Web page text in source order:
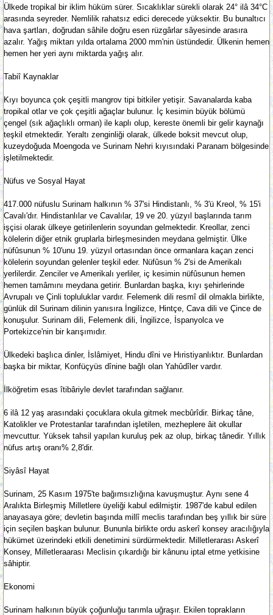
Ülkede tropikal bir iklim hüküm sürer. Sıcaklıklar sürekli olarak 24° ilâ 34°C
arasında seyreder. Nemlilik rahatsız edici derecede yüksektir. Bu bunaltıcı
hava şartları, doğrudan sâhile doğru esen rüzgârlar sâyesinde arasıra
azalır. Yağış miktarı yılda ortalama 2000 mm'nin üstündedir. Ülkenin hemen
hemen her yeri aynı miktarda yağış alır.
Tabiî Kaynaklar
Kıyı boyunca çok çeşitli mangrov tipi bitkiler yetişir. Savanalarda kaba
tropikal otlar ve çok çeşitli ağaçlar bulunur. İç kesimin büyük bölümü
çengel (sık ağaçlıklı orman) ile kaplı olup, kereste önemli bir gelir kaynağı
teşkil etmektedir. Yeraltı zenginliği olarak, ülkede boksit mevcut olup,
kuzeydoğuda Moengoda ve Surinam Nehri kıyısındaki Paranam bölgesinde
işletilmektedir.
Nüfus ve Sosyal Hayat
417.000 nüfuslu Surinam halkının % 37'si Hindistanlı, % 3'ü Kreol, % 15'i
Cavalı'dır. Hindistanlılar ve Cavalılar, 19 ve 20. yüzyıl başlarında tarım
işçisi olarak ülkeye getirilenlerin soyundan gelmektedir. Kreollar, zenci
kölelerin diğer etnik gruplarla birleşmesinden meydana gelmiştir. Ülke
nüfûsunun % 10'unu 19. yüzyıl ortasından önce ormanlara kaçan zenci
kölelerin soyundan gelenler teşkil eder. Nüfûsun % 2'si de Amerikalı
yerlilerdir. Zenciler ve Amerikalı yerliler, iç kesimin nüfûsunun hemen
hemen tamâmını meydana getirir. Bunlardan başka, kıyı şehirlerinde
Avrupalı ve Çinli topluluklar vardır. Felemenk dili resmî dil olmakla birlikte,
günlük dil Surinam dilinin yanısıra İngilizce, Hintçe, Cava dili ve Çince de
konuşulur. Surinam dili, Felemenk dili, İngilizce, İspanyolca ve
Portekizce'nin bir karışımıdır.
Ülkedeki başlıca dinler, İslâmiyet, Hindu dîni ve Hıristiyanlıktır. Bunlardan
başka bir miktar, Konfüçyüs dînine bağlı olan Yahûdîler vardır.
İlköğretim esas îtibâriyle devlet tarafından sağlanır.
6 ilâ 12 yaş arasındaki çocuklara okula gitmek mecbûrîdir. Birkaç tâne,
Katolikler ve Protestanlar tarafından işletilen, mezheplere âit okullar
mevcuttur. Yüksek tahsil yapılan kuruluş pek az olup, birkaç tânedir. Yıllık
nüfus artış oranı% 2,8'dir.
Siyâsî Hayat
Surinam, 25 Kasım 1975'te bağımsızlığına kavuşmuştur. Aynı sene 4
Aralıkta Birleşmiş Milletlere üyeliği kabul edilmiştir. 1987'de kabul edilen
anayasaya göre; devletin başında millî meclis tarafından beş yıllık bir süre
için seçilen başkan bulunur. Bununla birlikte ordu askerî konsey aracılığıyla
hükümet üzerindeki etkili denetimini sürdürmektedir. Milletlerarası Askerî
Konsey, Milletleraarası Meclisin çıkardığı bir kânunu iptal etme yetkisine
sâhiptir.
Ekonomi
Surinam halkının büyük çoğunluğu tarımla uğraşır. Ekilen toprakların